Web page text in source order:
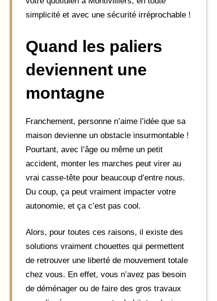
simplicité et avec une sécurité irréprochable !
Quand les paliers
deviennent une
montagne
Franchement, personne n’aime l’idée que sa
maison devienne un obstacle insurmontable !
Pourtant, avec l’âge ou même un petit
accident, monter les marches peut virer au
vrai casse-tête pour beaucoup d’entre nous.
Du coup, ça peut vraiment impacter votre
autonomie, et ça c’est pas cool.
Alors, pour toutes ces raisons, il existe des
solutions vraiment chouettes qui permettent
de retrouver une liberté de mouvement totale
chez vous. En effet, vous n’avez pas besoin
de déménager ou de faire des gros travaux